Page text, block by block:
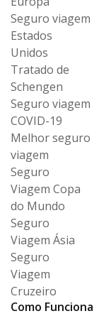
Seguro viagem
Estados
Unidos
Tratado de
Schengen
Seguro viagem
COVID-19
Melhor seguro
viagem
Seguro
Viagem Copa
do Mundo
Seguro
Viagem Ásia
Seguro
Viagem
Cruzeiro
Como Funciona